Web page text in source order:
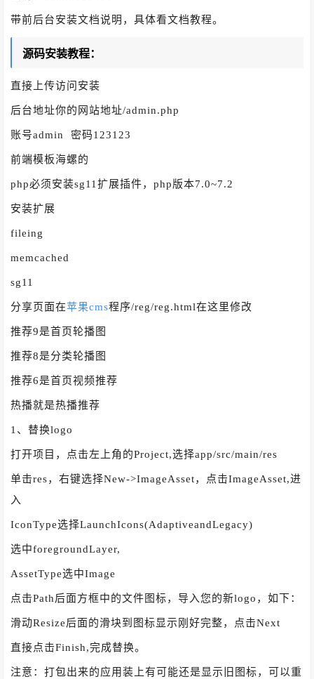
带前后台安装文档说明，具体看文档教程。
源码安装教程：
直接上传访问安装
后台地址你的网站地址/admin.php
账号admin 密码123123
前端模板海螺的
php必须安装sg11扩展插件，php版本7.0~7.2
安装扩展
fileing
memcached
sg11
分享页面在苹果cms程序/reg/reg.html在这里修改
推荐9是首页轮播图
推荐8是分类轮播图
推荐6是首页视频推荐
热播就是热播推荐
1、替换logo
打开项目，点击左上角的Project,选择app/src/main/res
单击res，右键选择New->ImageAsset，点击ImageAsset,进
入
IconType选择LaunchIcons(AdaptiveandLegacy)
选中foregroundLayer,
AssetType选中Image
点击Path后面方框中的文件图标，导入您的新logo，如下：
滑动Resize后面的滑块到图标显示刚好完整，点击Next
直接点击Finish,完成替换。
注意：打包出来的应用装上有可能还是显示旧图标，可以重